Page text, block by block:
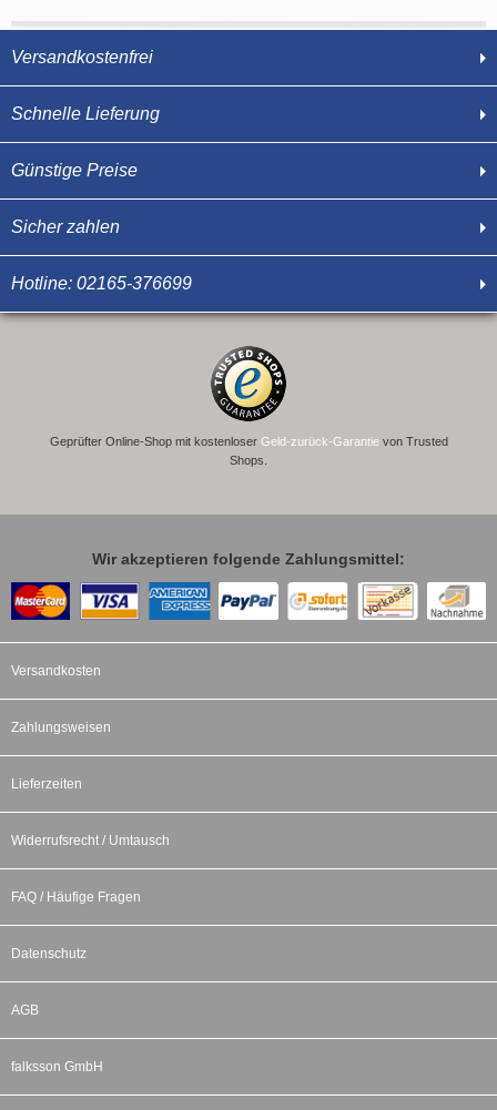
Versandkostenfrei
Schnelle Lieferung
Günstige Preise
Sicher zahlen
Hotline: 02165-376699
Geprüfter Online-Shop mit kostenloser Geld-zurück-Garantievon Trusted
Shops.
Wir akzeptieren folgende Zahlungsmittel:
Versandkosten
Zahlungsweisen
Lieferzeiten
Widerrufsrecht / Umtausch
FAQ / Häufige Fragen
Datenschutz
AGB
falksson GmbH